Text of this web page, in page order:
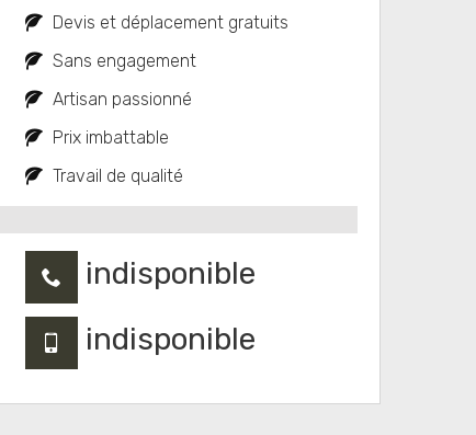
Devis et déplacement gratuits
Sans engagement
Artisan passionné
Prix imbattable
Travail de qualité
indisponible
indisponible